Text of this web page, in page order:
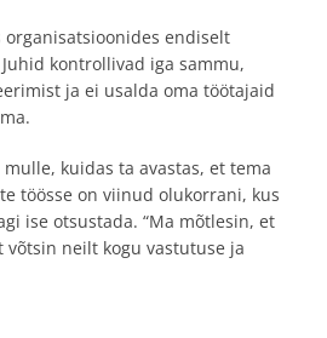
organisatsioonides endiselt
Juhid kontrollivad iga sammu,
ja ei usalda oma töötajaid
kuidas ta avastas, et tema
töösse on viinud olukorrani, kus
ise otsustada. “Ma mõtlesin, et
neilt kogu vastutuse ja